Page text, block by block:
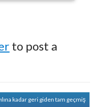
to post a
kadar geri giden tam geçmiş